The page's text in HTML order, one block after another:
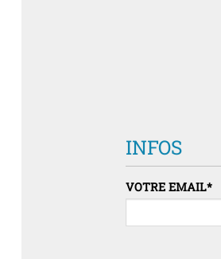
INFOS
VOTRE EMAIL*